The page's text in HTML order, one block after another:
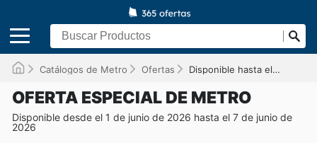
Catálogos de Metro Ofertas Disponible hasta el 07/06/2026
OFERTA ESPECIAL DE METRO
Disponible desde el 1 de junio de 2026 hasta el 7 de junio de
2026